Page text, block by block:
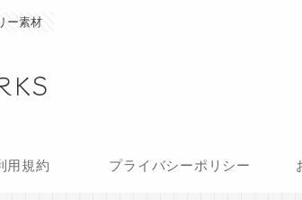
ー素材
用規約 プライバシーポリシー